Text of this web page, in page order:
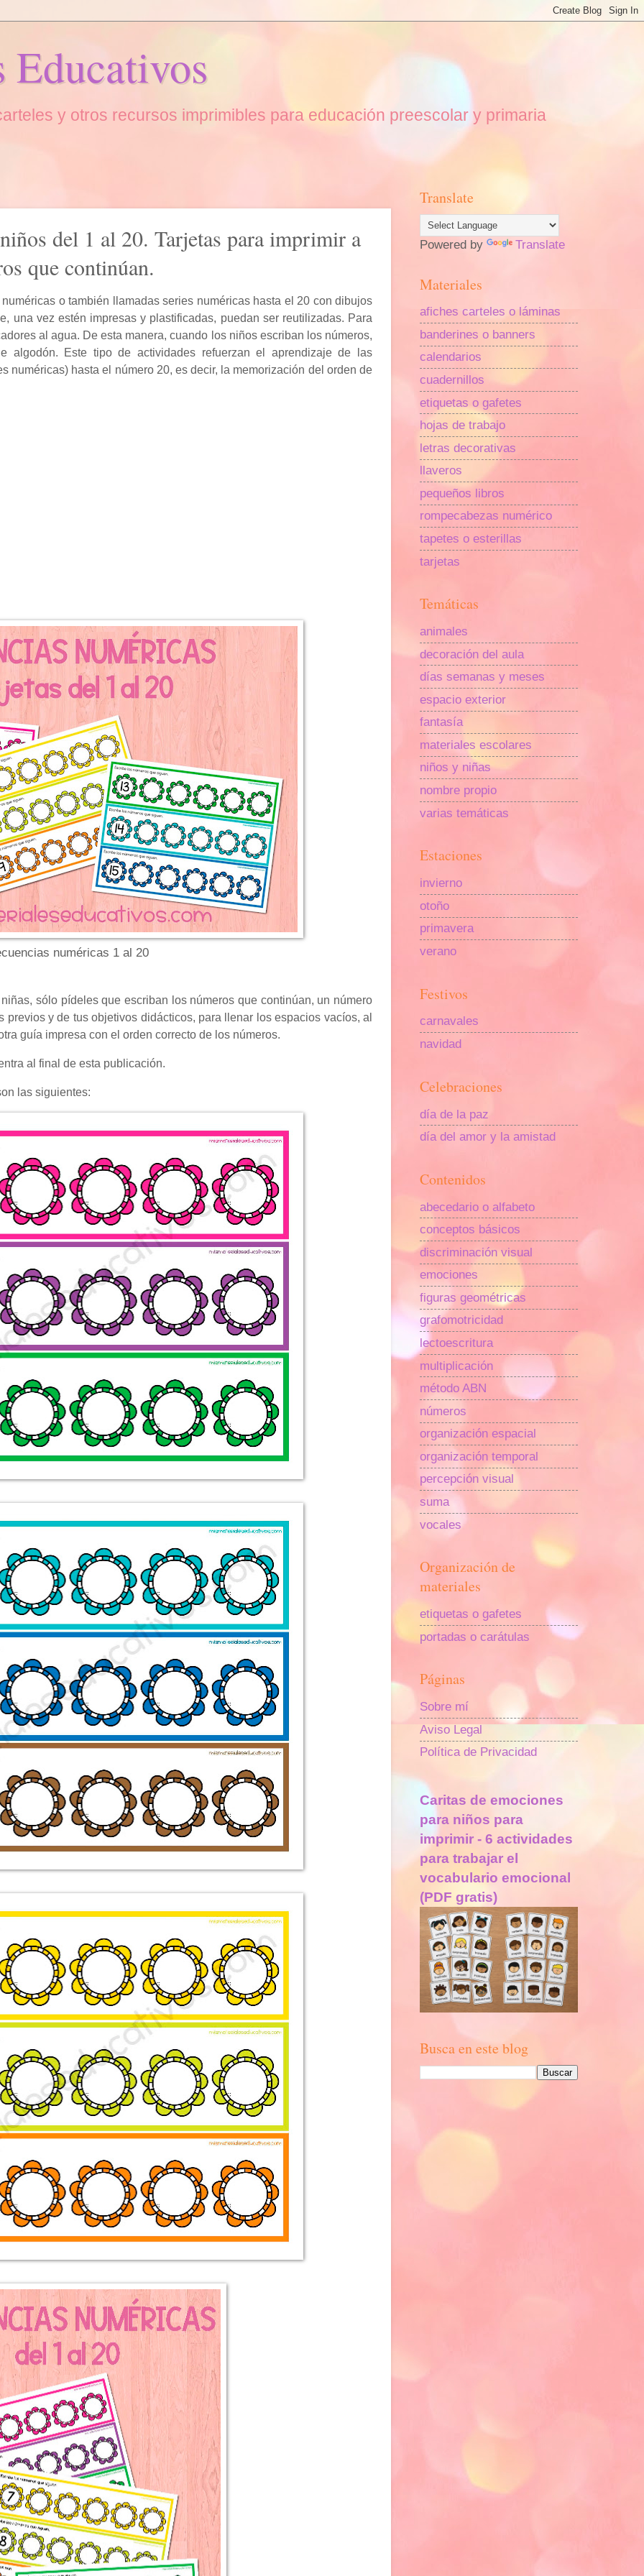
y otros recursos imprimibles para educación preescolar y primaria
del 1 al 20. Tarjetas para imprimir a
que continúan.
o también llamadas series numéricas hasta el 20 con dibujos
una vez estén impresas y plastificadas, puedan ser reutilizadas. Para
al agua. De esta manera, cuando los niños escriban los números,
algodón. Este tipo de actividades refuerzan el aprendizaje de las
numéricas) hasta el número 20, es decir, la memorización del orden de
numéricas 1 al 20
sólo pídeles que escriban los números que continúan, un número
y de tus objetivos didácticos, para llenar los espacios vacíos, al
guía impresa con el orden correcto de los números.
al final de esta publicación.
las siguientes:
Translate
Powered by Translate
Materiales
afiches carteles o láminas
banderines o banners
calendarios
cuadernillos
etiquetas o gafetes
hojas de trabajo
letras decorativas
llaveros
pequeños libros
rompecabezas numérico
tapetes o esterillas
tarjetas
Temáticas
animales
decoración del aula
días semanas y meses
espacio exterior
fantasía
materiales escolares
niños y niñas
nombre propio
varias temáticas
Estaciones
invierno
otoño
primavera
verano
Festivos
carnavales
navidad
Celebraciones
día de la paz
día del amor y la amistad
Contenidos
abecedario o alfabeto
conceptos básicos
discriminación visual
emociones
figuras geométricas
grafomotricidad
lectoescritura
multiplicación
método ABN
números
organización espacial
organización temporal
percepción visual
suma
vocales
Organización de
materiales
etiquetas o gafetes
portadas o carátulas
Páginas
Sobre mí
Aviso Legal
Política de Privacidad
Caritas de emociones
para niños para
imprimir - 6 actividades
para trabajar el
vocabulario emocional
(PDF gratis)
Busca en este blog